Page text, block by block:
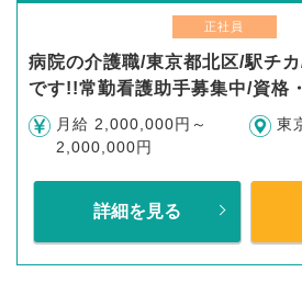
正社員
病院の介護職/東京都北区/駅チ
です!!常勤看護助手募集中/資格
月給 2,000,000円～
2,000,000円
東
詳細を見る